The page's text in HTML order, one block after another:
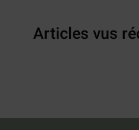
Articles vus